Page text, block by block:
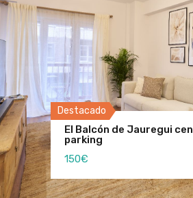
Destacado
Un capricho en la Plaza
350€
Destacado
El Balcón de Jauregui
parking
150€
Destacado
Amplio alojamiento centro
150€